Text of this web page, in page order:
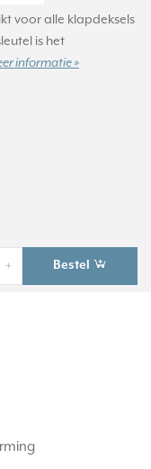
voor alle klapdeksels
is het
informatie »
+ Bestel